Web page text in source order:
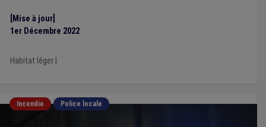
[Mise à jour]
1er Décembre 2022
Habitat léger|
Incendie Police locale